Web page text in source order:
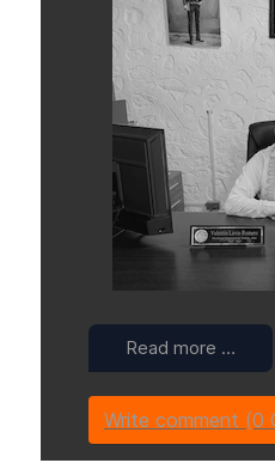
Read more …
Write comment (0